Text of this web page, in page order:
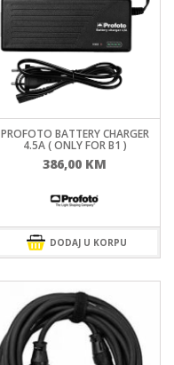
PROFOTO BATTERY CHARGER
4.5A ( ONLY FOR B1 )
386,00 KM
DODAJ U KORPU